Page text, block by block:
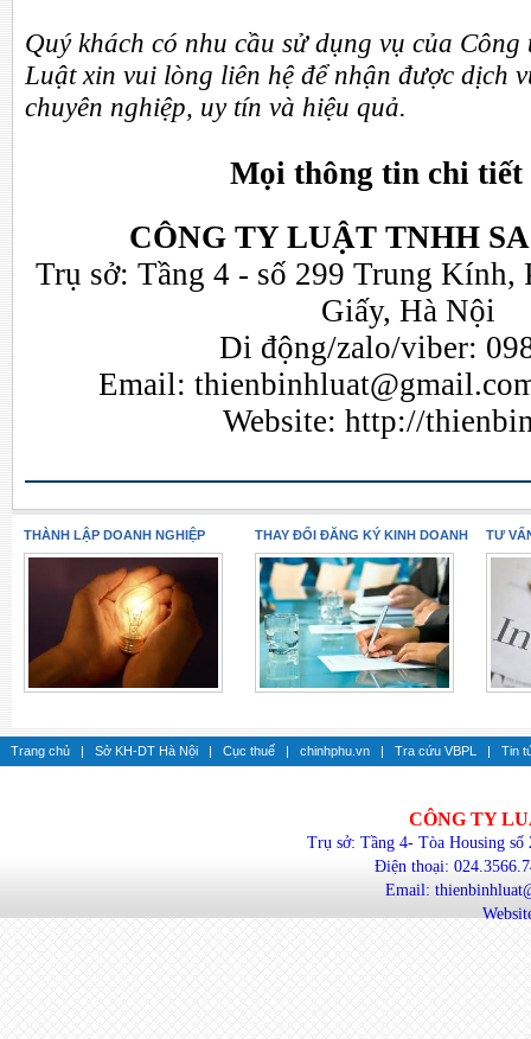
Quý khách có nhu cầu sử dụng vụ của
Luật xin vui lòng liên hệ để nhận được dịch
chuyên nghiệp, uy tín và hiệu quả.
Mọi thông tin chi tiết
CÔNG TY LUẬT TNHH
Trụ sở: Tầng 4 - số 299 Trung Kính,
Giấy, Hà Nội
Di động/zalo/viber:
Email:
Website:http://
THÀNH LẬP DOANH NGHIỆP THAY ĐỔI ĐĂNG KÝ KINH DOANH TƯ
Trang chủ | Sở KH-DT Hà Nội | Cục thuế | chinhphu.vn | Tra cứu VBPL | Tin
CÔNG TY
Trụ sở: Tầng 4- Tòa Housing
Điện thoại:
Email: